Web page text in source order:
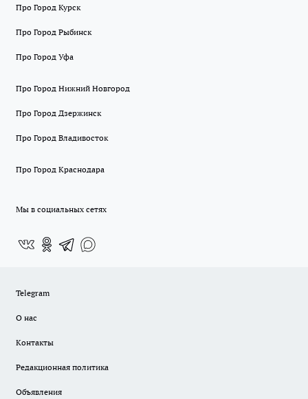
Про Город Курск
Про Город Рыбинск
Про Город Уфа
Про Город Нижний Новгород
Про Город Дзержинск
Про Город Владивосток
Про Город Краснодара
Мы в социальных сетях
Telegram
О нас
Контакты
Редакционная политика
Объявления